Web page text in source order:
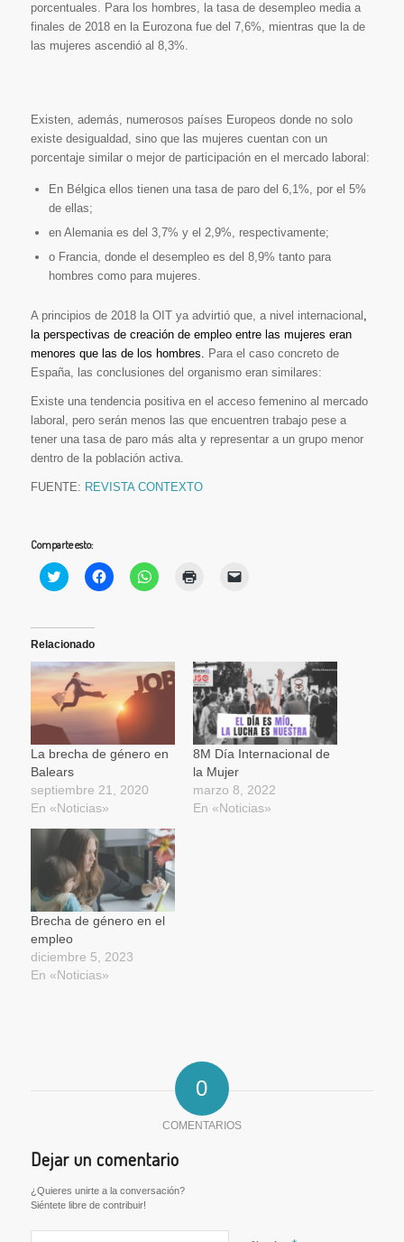
porcentuales. Para los hombres, la tasa de desempleo media a
finales de 2018 en la Eurozona fue del 7,6%, mientras que la de
las mujeres ascendió al 8,3%.
Existen, además, numerosos países Europeos donde no solo
existe desigualdad, sino que las mujeres cuentan con un
porcentaje similar o mejor de participación en el mercado laboral:
En Bélgica ellos tienen una tasa de paro del 6,1%, por el 5%
de ellas;
en Alemania es del 3,7% y el 2,9%, respectivamente;
o Francia, donde el desempleo es del 8,9% tanto para
hombres como para mujeres.
A principios de 2018 la OIT ya advirtió que, a nivel internacional ,
la perspectivas de creación de empleo entre las mujeres eran
menores que las de los hombres. Para el caso concreto de
España, las conclusiones del organismo eran similares:
Existe una tendencia positiva en el acceso femenino al mercado
laboral, pero serán menos las que encuentren trabajo pese a
tener una tasa de paro más alta y representar a un grupo menor
dentro de la población activa.
FUENTE: REVISTA CONTEXTO
Comparte esto:
Haz
clic
Twitter
(Se
en
una
ventana
nueva)
Haz
clic
en
ventana
nueva)
Haz
clic
en
una
ventana
ventana
nueva)
electrónico
a
un
amigo
(Se
abre
en
una
ventana
Relacionado
La brecha de género en
Balears
septiembre 21, 2020
En «Noticias»
8M Día Internacional de
la Mujer
marzo 8, 2022
En «Noticias»
Brecha de género en el
empleo
diciembre 5, 2023
En «Noticias»
0
COMENTARIOS
Dejar un comentario
¿Quieres unirte a la conversación?
Siéntete libre de contribuir!